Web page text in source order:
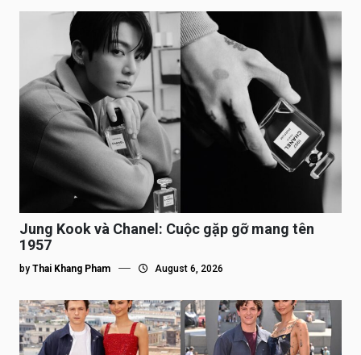
Jung Kook và Chanel: Cuộc gặp gỡ mang tên
1957
by Thai Khang Pham August 6, 2026